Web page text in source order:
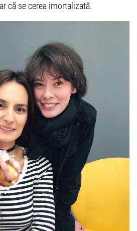
că se cerea imortalizată.